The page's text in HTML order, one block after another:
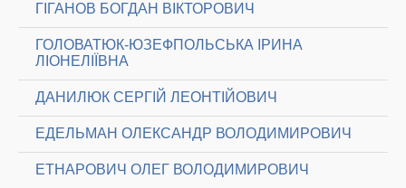
ГІГАНОВ БОГДАН ВІКТОРОВИЧ
ГОЛОВАТЮК-ЮЗЕФПОЛЬСЬКА ІРИНА
ЛІОНЕЛІЇВНА
ДАНИЛЮК СЕРГІЙ ЛЕОНТІЙОВИЧ
ЕДЕЛЬМАН ОЛЕКСАНДР ВОЛОДИМИРОВИЧ
ЕТНАРОВИЧ ОЛЕГ ВОЛОДИМИРОВИЧ